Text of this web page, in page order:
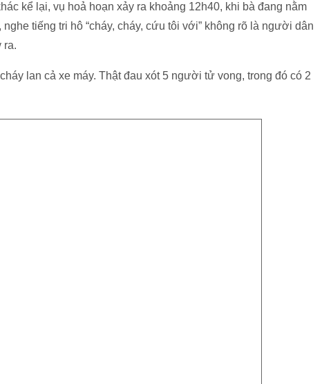
kể lại, vụ hoả hoạn xảy ra khoảng 12h40, khi bà đang nằm
tiếng tri hô “cháy, cháy, cứu tôi với” không rõ là người dân
ra.
lan cả xe máy. Thật đau xót 5 người tử vong, trong đó có 2